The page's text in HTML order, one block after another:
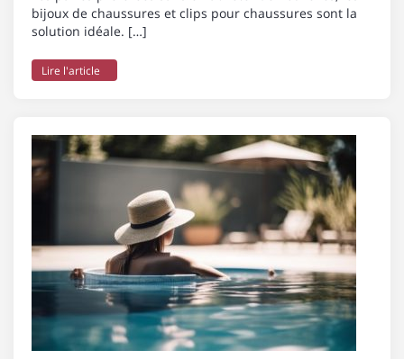
bijoux de chaussures et clips pour chaussures sont la
solution idéale. […]
Lire l'article